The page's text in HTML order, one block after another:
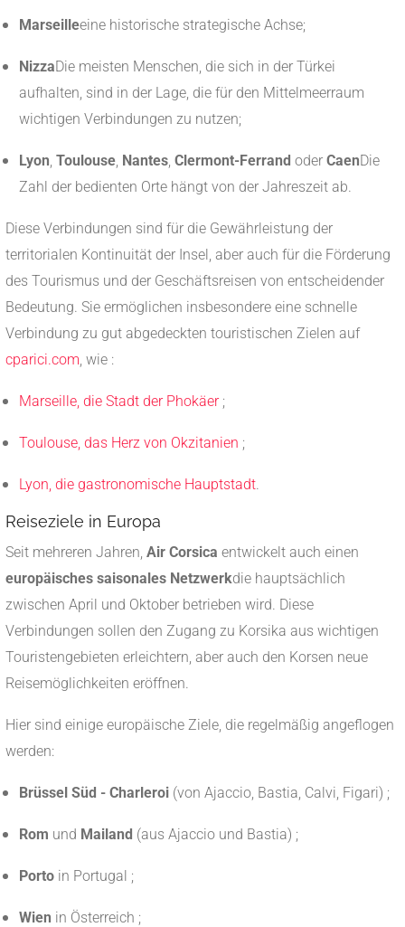
Marseilleeine historische strategische Achse;
NizzaDie meisten Menschen, die sich in der Türkei
aufhalten, sind in der Lage, die für den Mittelmeerraum
wichtigen Verbindungen zu nutzen;
Lyon Toulouse Nantes Clermont-Ferrand oder CaenDie
Zahl der bedienten Orte hängt von der Jahreszeit ab.
Diese Verbindungen sind für die Gewährleistung der
territorialen Kontinuität der Insel, aber auch für die Förderung
des Tourismus und der Geschäftsreisen von entscheidender
Bedeutung. Sie ermöglichen insbesondere eine schnelle
Verbindung zu gut abgedeckten touristischen Zielen auf
cparici.com , wie :
Marseille, die Stadt der Phokäer;
Toulouse, das Herz von Okzitanien ;
Lyon, die gastronomische Hauptstadt
Reiseziele in Europa
Seit mehreren Jahren, Air Corsica entwickelt auch einen
europäisches saisonales Netzwerkdie hauptsächlich
zwischen April und Oktober betrieben wird. Diese
Verbindungen sollen den Zugang zu Korsika aus wichtigen
Touristengebieten erleichtern, aber auch den Korsen neue
Reisemöglichkeiten eröffnen.
Hier sind einige europäische Ziele, die regelmäßig angeflogen
werden:
Brüssel Süd - Charleroi (von Ajaccio, Bastia, Calvi, Figari) ;
Rom und Mailand (aus Ajaccio und Bastia) ;
Porto in Portugal ;
Wien in Österreich ;